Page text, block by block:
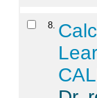
8